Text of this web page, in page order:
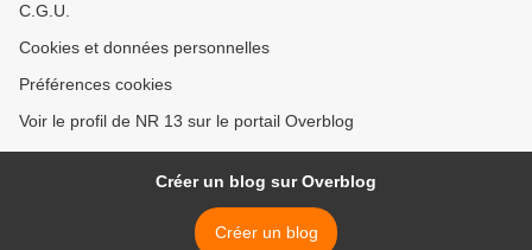
C.G.U.
Cookies et données personnelles
Préférences cookies
Voir le profil de NR 13 sur le portail Overblog
Créer un blog sur Overblog
Créer un blog